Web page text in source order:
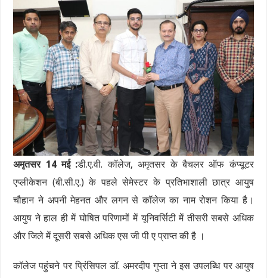
अमृतसर 14 मई :डी.ए.वी. कॉलेज, अमृतसर के बैचलर ऑफ कंप्यूटर
एप्लीकेशन (बी.सी.ए.) के पहले सेमेस्टर के प्रतिभाशाली छात्र आयुष
चौहान ने अपनी मेहनत और लगन से कॉलेज का नाम रोशन किया है।
आयुष ने हाल ही में घोषित परिणामों में यूनिवर्सिटी में तीसरी सबसे अधिक
और जिले में दूसरी सबसे अधिक एस जी पी ए प्राप्त की है ।
कॉलेज पहुंचने पर प्रिंसिपल डॉ. अमरदीप गुप्ता ने इस उपलब्धि पर आयुष